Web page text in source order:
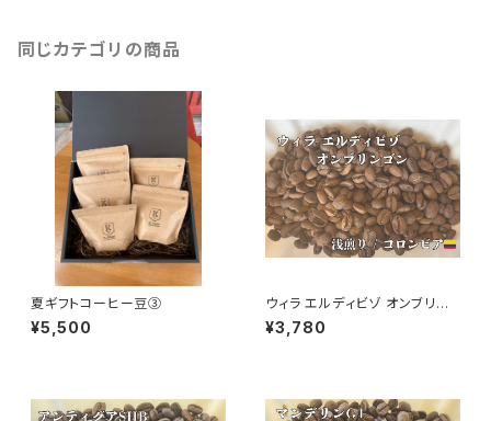
同じカテゴリの商品
夏ギフトコーヒー豆③
¥5,500
ウィラ エルディビゾ オンブリゴ
ン アナエロビックナチュラル 10
0g
¥3,780